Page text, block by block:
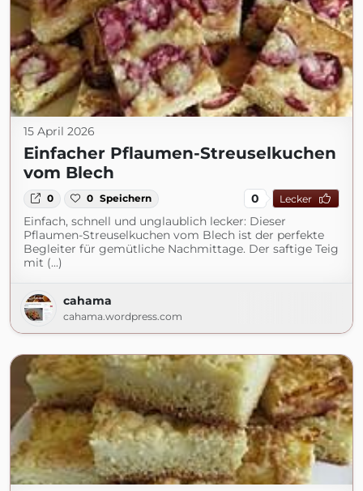
15 April 2026
Einfacher Pflaumen-Streuselkuchen
vom Blech
0 0 Speichern 0 Lecker
Einfach, schnell und unglaublich lecker: Dieser
Pflaumen-Streuselkuchen vom Blech ist der perfekte
Begleiter für gemütliche Nachmittage. Der saftige Teig
mit (...)
cahama
cahama.wordpress.com